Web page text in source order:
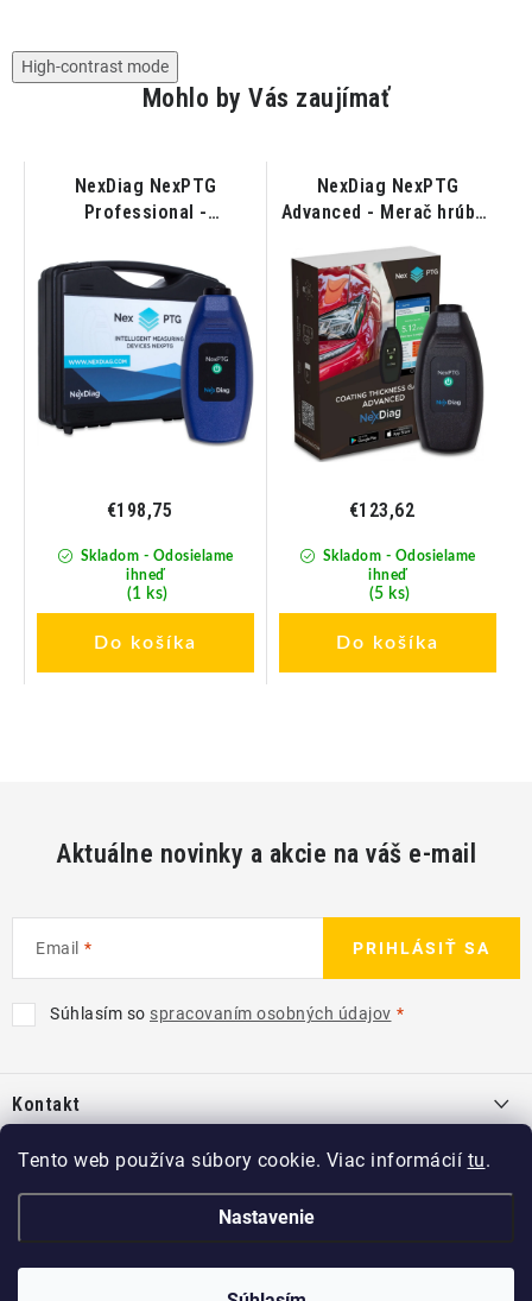
Tento web používa súbory cookie. Viac informácií tu.
Nastavenie
High-contrast mode
Mohlo by Vás zaujímať
NexDiag NexPTG
Professional -
hrúbky laku
Skladom - Odosielame
ihneď
(1 ks)
€198,75
Do košíka
NexDiag NexPTG
Advanced - Merač hrúbky
Skladom - Odosielame
ihneď
(5 ks)
€123,62
Do košíka
Aktuálne novinky a akcie na váš e-mail
Email
Súhlasím so spracovaním osobných údajov
PRIHLÁSIŤ SA
pKontakt
info @ kcshop.sk
+421 918 725 111
Kategórie
O nás
KCshop.sk. Všetky práva vyhradené.